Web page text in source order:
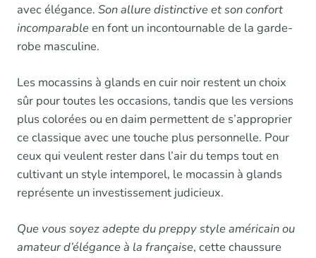
avec élégance. Son allure distinctive et son confort
incomparableen font un incontournable de la garde-
robe masculine.
Les mocassins à glands en cuir noir restent un choix
sûr pour toutes les occasions, tandis que les versions
plus colorées ou en daim permettent de s’approprier
ce classique avec une touche plus personnelle. Pour
ceux qui veulent rester dans l’air du temps tout en
cultivant un style intemporel, le mocassin à glands
représente un investissement judicieux.
Que vous soyez adepte du preppy style américain ou
amateur d’élégance à la française, cette chaussure